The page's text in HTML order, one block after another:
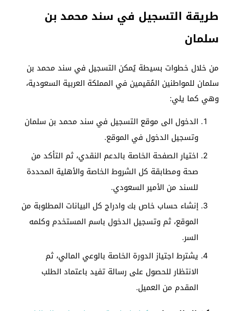
طريقة التسجيل في سند محمد بن
سلمان
من خلال خطوات بسيطة يُمكن التسجيل في سند محمد بن
سلمان للمواطنين المُقيمين في المملكة العربية السعودية،
وهي كما يلي:
الدخول الى موقع التسجيل في سند محمد بن سلمان
وتسجيل الدخول في الموقع.
اختيار الصفحة الخاصة بالدعم النقدي، ثم التأكد من
صحة ومطابقة كل الشروط الخاصة والأهلية المحددة
للسند من الأمير السعودي.
إنشاء حساب خاص بك وادراج كل البيانات المطلوبة من
الموقع، ثم وتسجيل الدخول باسم المستخدم وكلمه
السر.
يشترط اجتياز الدورة الخاصة بالوعي المالي، ثم
الانتظار للحصول على رسالة تفيد باعتماد الطلب
المقدم من العميل.